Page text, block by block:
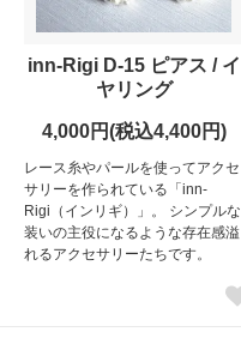
inn-Rigi D-15 ピアス / イ
ヤリング
4,000円(税込4,400円)
レース糸やパールを使ってアクセ
サリーを作られている「inn-
Rigi（インリギ）」。 シンプルな
装いの主役になるような存在感溢
れるアクセサリーたちです。